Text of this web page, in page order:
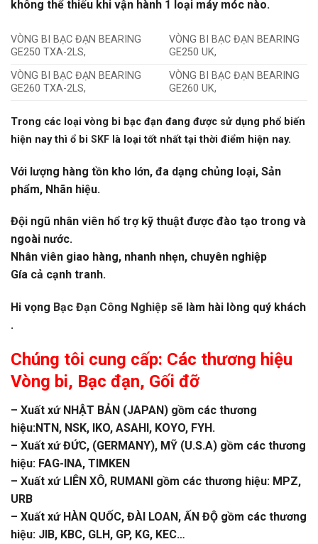
không thể thiếu khi vận hành 1 loại máy móc nào.
VÒNG BI BẠC ĐẠN BEARING
GE250 TXA-2LS,
VÒNG BI BẠC ĐẠN BEARING
GE250 UK,
VÒNG BI BẠC ĐẠN BEARING
GE260 TXA-2LS,
VÒNG BI BẠC ĐẠN BEARING
GE260 UK,
Trong các loại vòng bi bạc đạn đang được sử dụng phổ biến
hiện nay thì ổ bi SKF là loại tốt nhất tại thời điểm hiện nay.
Với lượng hàng tồn kho lớn, đa dạng chủng loại, Sản
phẩm, Nhãn hiệu.
Đội ngũ nhân viên hổ trợ kỹ thuật được đào tạo trong và
ngoài nước.
Nhân viên giao hàng, nhanh nhẹn, chuyên nghiệp
Gía cả cạnh tranh.
Hi vọng Bạc Đạn Công Nghiệp sẽ làm hài lòng quý khách
.
Chúng tôi cung cấp: Các thương hiệu
Vòng bi, Bạc đạn, Gối đỡ
– Xuất xứ NHẬT BẢN (JAPAN) gồm các thương
hiệu:NTN, NSK, IKO, ASAHI, KOYO, FYH.
– Xuất xứ ĐỨC, (GERMANY), MỸ (U.S.A) gồm các thương
hiệu: FAG-INA, TIMKEN
– Xuất xứ LIÊN XÔ, RUMANI gồm các thương hiệu: MPZ,
URB
– Xuất xứ HÀN QUỐC, ĐÀI LOAN, ẤN ĐỘ gồm các thương
hiệu: JIB, KBC, GLH, GP, KG, KEC…